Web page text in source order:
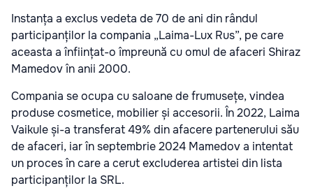
Instanța a exclus vedeta de 70 de ani din rândul
participanților la compania „Laima-Lux Rus”, pe care
aceasta a înființat-o împreună cu omul de afaceri Shiraz
Mamedov în anii 2000.
Compania se ocupa cu saloane de frumusețe, vindea
produse cosmetice, mobilier și accesorii. În 2022, Laima
Vaikule și-a transferat 49% din afacere partenerului său
de afaceri, iar în septembrie 2024 Mamedov a intentat
un proces în care a cerut excluderea artistei din lista
participanților la SRL.